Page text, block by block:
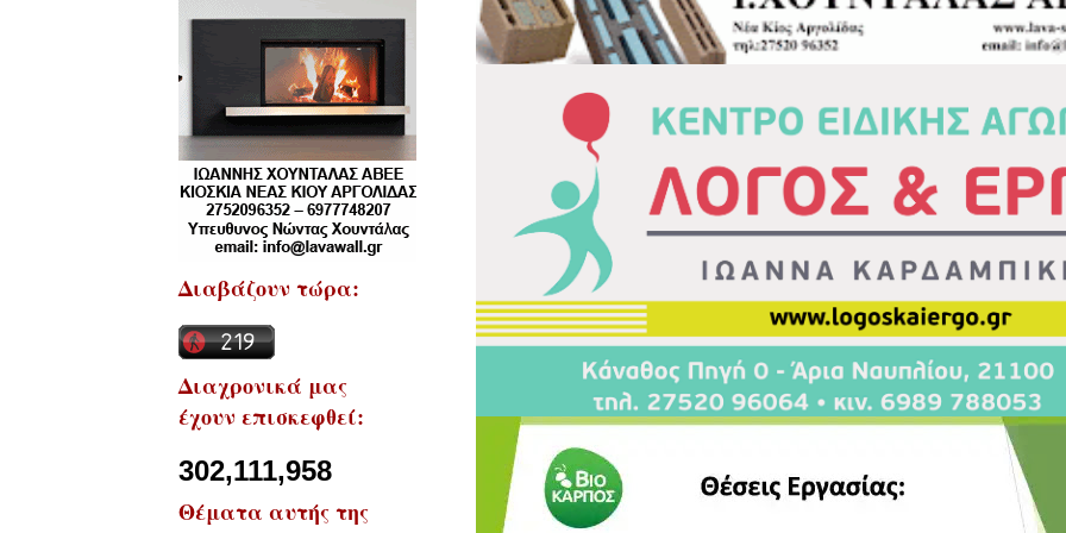
Διαβάζουν τώρα:
Διαχρονικά μας
έχουν επισκεφθεί:
302,111,958
Θέματα αυτής της